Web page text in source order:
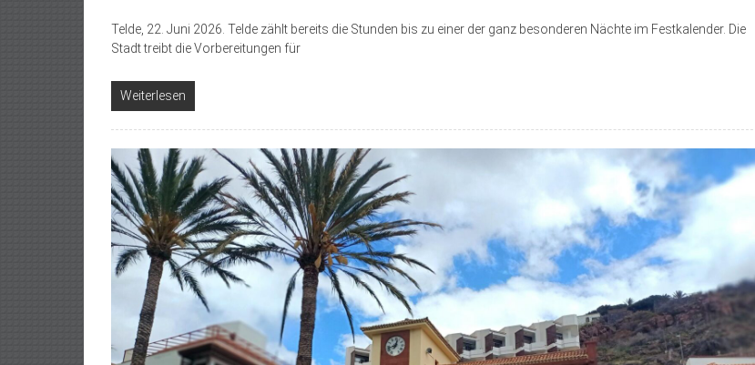
Telde, 22. Juni 2026. Telde zählt bereits die Stunden bis zu einer der ganz besonderen Nächte im Festkalender. Die
Stadt treibt die Vorbereitungen für
Weiterlesen